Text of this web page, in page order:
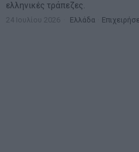
ελληνικές τράπεζες.
24 Ιουλίου 2026 Ελλάδα